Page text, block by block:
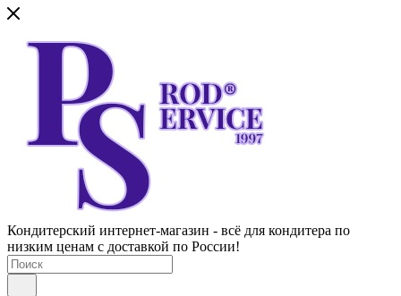
Кондитерский интернет-магазин - всё для кондитера по
низким ценам с доставкой по России!